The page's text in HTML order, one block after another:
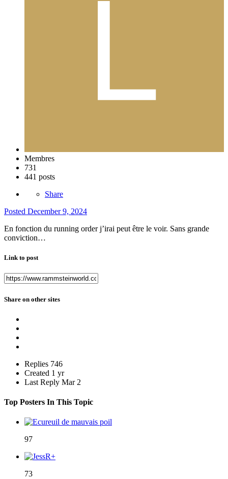
Membres
731
441 posts
Share
Posted December 9, 2024
En fonction du running order j’irai peut être le voir. Sans grande
conviction…
Link to post
Share on other sites
Replies 746
Created 1 yr
Last Reply Mar 2
Top Posters In This Topic
97
73